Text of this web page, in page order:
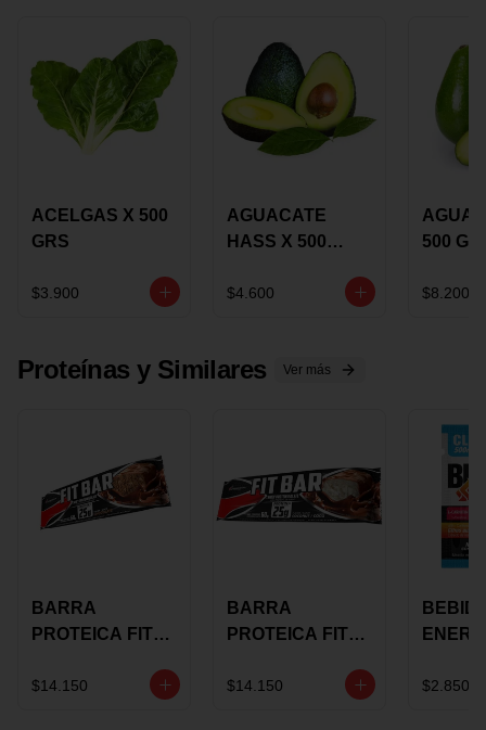
ACELGAS X 500
GRS
$3.900
AGUACATE
HASS X 500
$4.600
500
$8.200
Proteínas y Similares Ver más
BARRA
PROTEICA FIT
CHOCOLATE X
$14.150
BARRA
PROTEICA FIT
GRS
$14.150
STACK 6G
$2.850